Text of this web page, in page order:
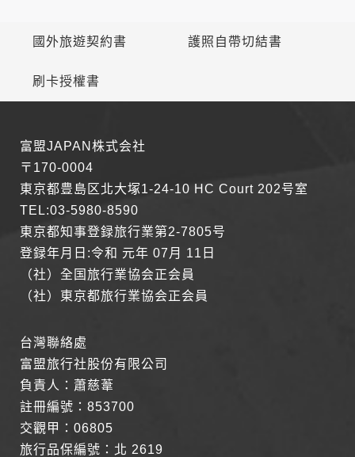
本網站在您使用服務信箱、問卷調查等互動性功能時，會保留
設備的 IP 位址、使用時間、使用的瀏覽器、瀏覽及點選資料記
錄等，做為我們增進網站服務的參考依據，此記錄為內部應
分析，分析結果之統計數據或說明文字呈現，除供內部研究
外，我們會視需要公佈統計數據及說明文字，但不涉及特定個
人之資料。
除非取得您的同意或其他法令之特別規定，本網站絕不會將您
的個人資料揭露予第三人或使用於蒐集目的以外之其他用途。
在您於本網站註冊帳號、使用本網站相關產品、服務、活動或
業夥伴處取得個人資料。
當客戶在本網站註冊時，我們會取得您的姓名、電話、住址、
身份證字號、電子郵件、出生日期、性別、行業等相關資料，
號、電子郵件、出生日期、性別、行業等相關資料，當您註冊
其他除了上述，會保留您在上網瀏覽或查詢時，伺服器自行產
生的相關記錄，包括您使用連線設備的 IP 位址、使用時間、使
用的瀏覽器、瀏覽及點選資料紀錄等。本網站會對個別連線者
網頁，除非您願意告知您的個人資料，否則本網站不會也無法
將此項記錄和您對應。請您注意，在本網站網刊登廣告之廠
國外旅遊契約書 護照自帶切結書
刷卡授權書
富盟JAPAN株式会社
〒170-0004
東京都豊島区北大塚1-24-10 HC Court 202号室
TEL:03-5980-8590
東京都知事登録旅行業第2-7805号
登録年月日:令和 元年 07月 11日
（社）全国旅行業協会正会員
（社）東京都旅行業協会正会員
台灣聯絡處
富盟旅行社股份有限公司
負責人：蕭慈葦
註冊編號：853700
交觀甲：06805
旅行品保編號：北 2619